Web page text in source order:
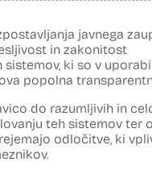
javnega
in zakonitost
ki so v
popolna
do razumljivih in
teh sistemov ter
odločitve, ki